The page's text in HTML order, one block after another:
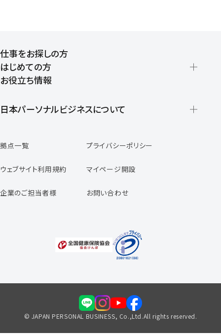
仕事をお探しの方
はじめての方
登録から就業開始までの流れ
お役立ち情報
日本パーソナルビジネスについて
スタッフの声
専任コンサルタントの声
福利厚生のご案内
拠点一覧 プライバシーポリシー
ウェブサイト利用規約 マイページ開設
企業のご担当者様 お問い合わせ
© JAPAN PERSONAL BUSINESS, Co.,Ltd.All rights reserved.